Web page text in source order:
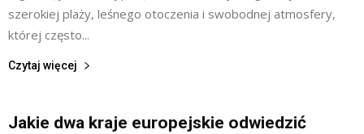
szerokiej plaży, leśnego otoczenia i swobodnej atmosfery,
której często...
Czytaj więcej
Jakie dwa kraje europejskie odwiedzić